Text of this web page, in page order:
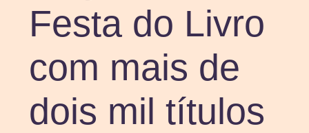
Festa do Livro
com mais de
dois mil títulos